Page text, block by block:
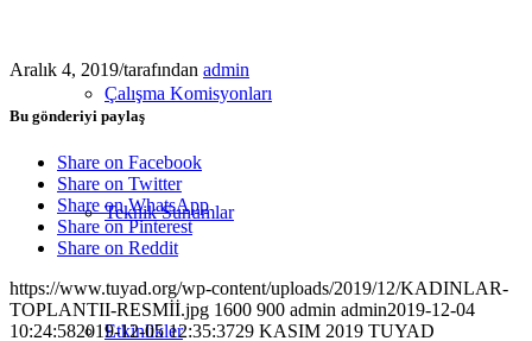
Çalışma Komisyonları
Teknik Sunumlar
Etkinlikler
Aralık 4, 2019/tarafından admin
Bu gönderiyi paylaş
Share on Facebook
Share on Twitter
Share on WhatsApp
Share on Pinterest
Share on Reddit
https://www.tuyad.org/wp-content/uploads/2019/12/KADINLAR-
TOPLANTII-RESMİİ.jpg 1600 900 admin admin2019-12-04
10:24:582019-12-05 12:35:3729 KASIM 2019 TUYAD